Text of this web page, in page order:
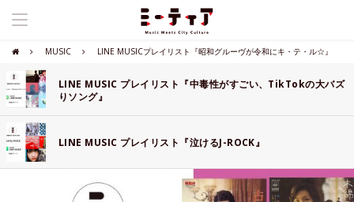
MUSIC LINE MUSICプレイリスト『昭和グルーヴが令和にキ・テ・ル☆』
LINE MUSIC プレイリスト『中毒性がすごい、TikTokの大バズ
りソング』
LINE MUSIC プレイリスト『泣けるJ-ROCK』